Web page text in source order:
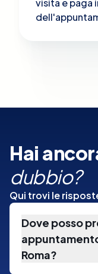
Hai
dubbio?
Qui trovi le
Dove posso
Roma?